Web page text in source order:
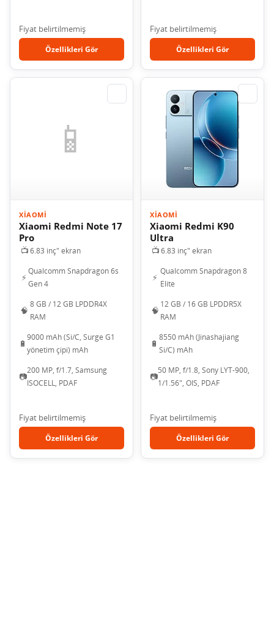
Fiyat belirtilmemiş
Özellikleri Gör
Fiyat belirtilmemiş
Özellikleri Gör
📱
XIAOMI
Xiaomi Redmi Note 17
Pro
📺6.83 inç" ekran
⚡
Qualcomm Snapdragon 6s
Gen 4
🧠
8 GB / 12 GB LPDDR4X
RAM
🔋
9000 mAh (Si/C, Surge G1
yönetim çipi) mAh
📷
200 MP, f/1.7, Samsung
ISOCELL, PDAF
Fiyat belirtilmemiş
Özellikleri Gör
XIAOMI
Xiaomi Redmi K90
Ultra
📺6.83 inç" ekran
⚡
Qualcomm Snapdragon 8
Elite
🧠
12 GB / 16 GB LPDDR5X
RAM
🔋
8550 mAh (Jinashajiang
Si/C) mAh
📷
50 MP, f/1.8, Sony LYT-900,
1/1.56", OIS, PDAF
Fiyat belirtilmemiş
Özellikleri Gör